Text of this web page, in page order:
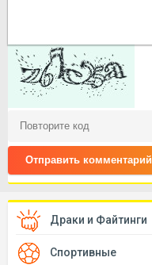
Отправить комментарий
Драки и Файтинги
Спортивные